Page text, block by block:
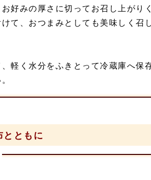
好みの厚さに切ってお召し上がり
て、おつまみとしても美味しく召
軽く水分をふきとって冷蔵庫へ保
とともに